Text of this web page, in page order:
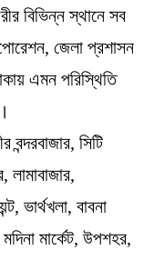
বিভিন্ন স্থানে সব
জেলা প্রশাসন
এমন পরিস্থিতি
সিটি
লামাবাজার,
ভার্থখলা, বাবনা
মার্কেট, উপশহর,